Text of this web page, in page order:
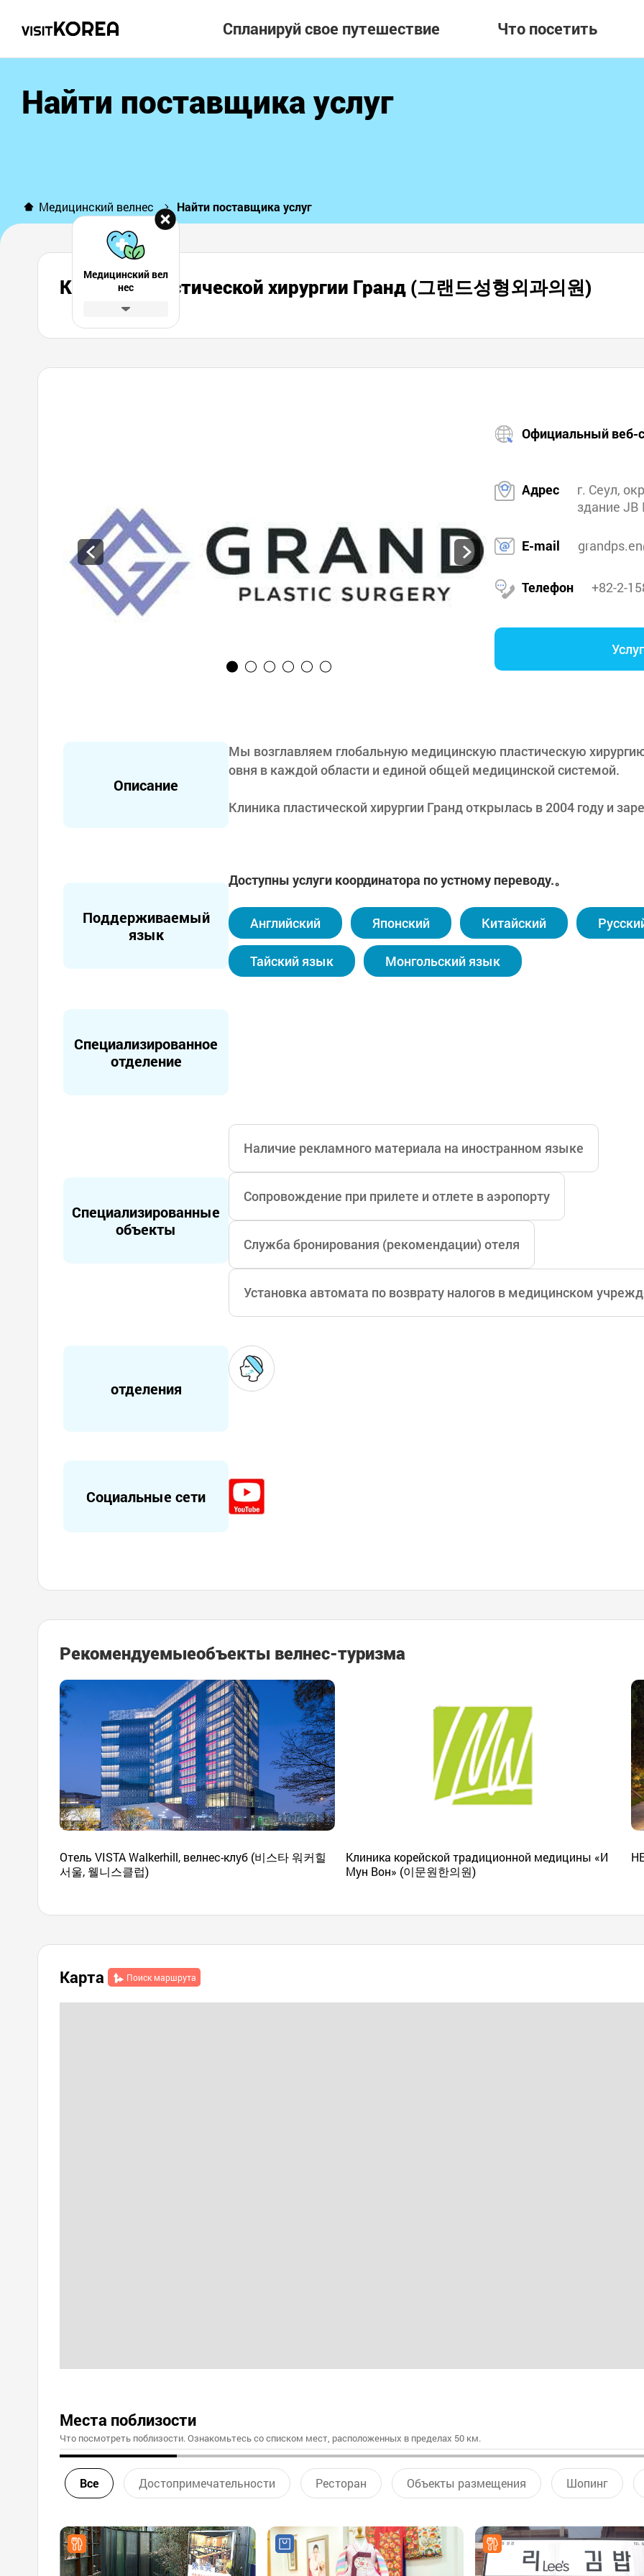
Спланируй свое путешествие Что посетить
Найти поставщика услуг
Медицинский велнес Найти поставщика услуг
Клиника пластической хирургии Гранд (그랜드성형외과의원)
Официальный веб-
Адрес
г. Сеул,
здание
E-mail
Телефон +82-2-
Описание
Мы возглавляем глобальную медицинскую пластическую
овня в каждой области и единой общей медицинской системой.
Клиника пластической хирургии Гранд открылась в 2004 году и
области, систематической системе безопасности и
Кореи со всего мира и является больницей, которую выбирают
Клиника пластической хирургии Гранд обещает своим клиентам
таты благодаря своему многолетнему хирургическому опыту и
Поддерживаемый
язык
Доступны услуги координатора по устному переводу.。
Английский Японский Китайский
Тайский язык Монгольский язык
Специализированное
отделение
Специализированные
объекты
Наличие рекламного материала на иностранном языке
Сопровождение при прилете и отлете в аэропорту
Служба бронирования (рекомендации) отеля
Установка автомата по возврату налогов в медицинском
отделения
Социальные сети
Рекомендуемыеобъекты велнес-туризма
Отель VISTA Walkerhill, велнес-клуб (비스타 워커힐
서울, 웰니스클럽)
Клиника корейской традиционной медицины «И
Мун Вон» (이문원한의원)
Карта Поиск маршрута
Места поблизости
Что посмотреть поблизости. Ознакомьтесь со списком мест, расположенных в пределах 50 км.
Все Достопримечательности Ресторан Объекты размещения Шопинг
Медицинский вел
нес